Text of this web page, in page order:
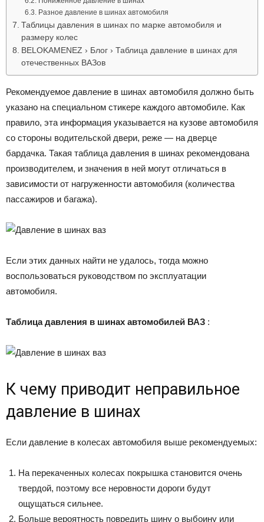
Разное давление в шинах автомобиля
Таблицы давления в шинах по марке автомобиля и
размеру колес
BELOKAMENEZ › Блог › Таблица давление в шинах для
отечественных ВАЗов
Рекомендуемое давление в шинах автомобиля должно быть
указано на специальном стикере каждого автомобиле. Как
правило, эта информация указывается на кузове автомобиля
со стороны водительской двери, реже — на дверце
бардачка. Такая таблица давления в шинах рекомендована
производителем, и значения в ней могут отличаться в
зависимости от нагруженности автомобиля (количества
пассажиров и багажа).
Если этих данных найти не удалось, тогда можно
воспользоваться руководством по эксплуатации
автомобиля.
Таблица давления в шинах автомобилей ВАЗ :
К чему приводит неправильное
давление в шинах
Если давление в колесах автомобиля выше рекомендуемых:
На перекаченных колесах покрышка становится очень
твердой, поэтому все неровности дороги будут
ощущаться сильнее.
Больше вероятность повредить шину о выбоину или